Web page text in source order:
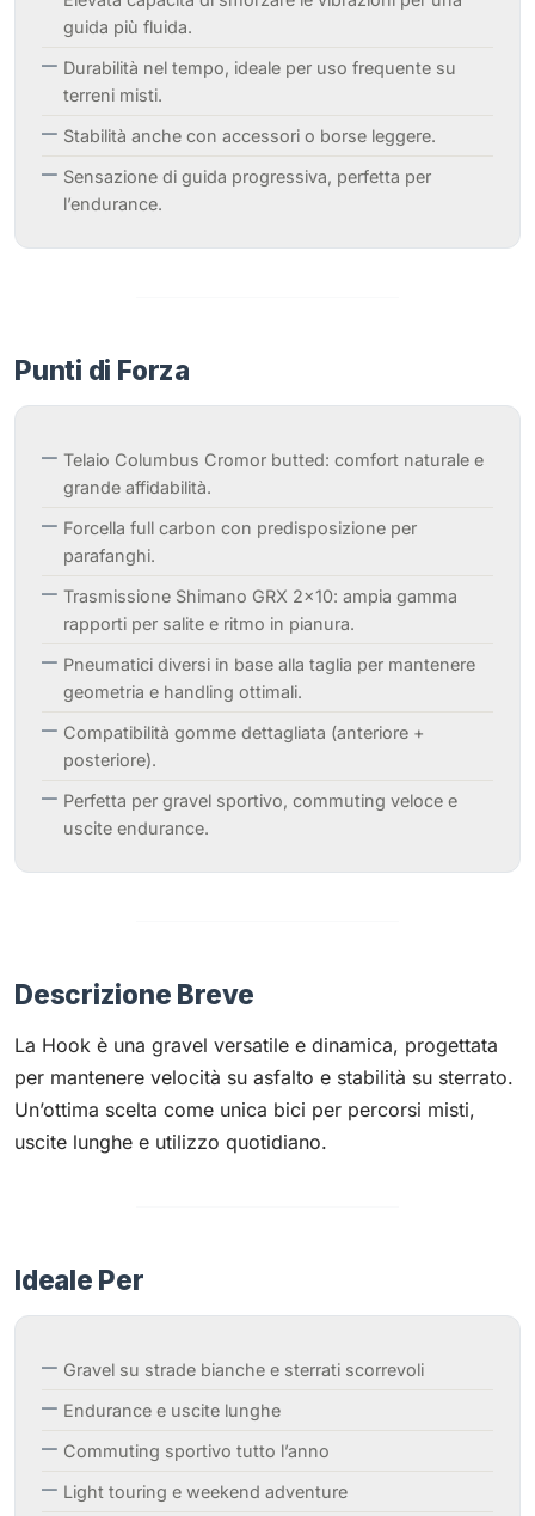
guida più fluida.
Durabilità nel tempo, ideale per uso frequente su
terreni misti.
Stabilità anche con accessori o borse leggere.
Sensazione di guida progressiva, perfetta per
l’endurance.
Punti di Forza
Telaio Columbus Cromor butted: comfort naturale e
grande affidabilità.
Forcella full carbon con predisposizione per
parafanghi.
Trasmissione Shimano GRX 2×10: ampia gamma
rapporti per salite e ritmo in pianura.
Pneumatici diversi in base alla taglia per mantenere
geometria e handling ottimali.
Compatibilità gomme dettagliata (anteriore +
posteriore).
Perfetta per gravel sportivo, commuting veloce e
uscite endurance.
Descrizione Breve
La Hook è una gravel versatile e dinamica, progettata
per mantenere velocità su asfalto e stabilità su sterrato.
Un’ottima scelta come unica bici per percorsi misti,
uscite lunghe e utilizzo quotidiano.
Ideale Per
Gravel su strade bianche e sterrati scorrevoli
Endurance e uscite lunghe
Commuting sportivo tutto l’anno
Light touring e weekend adventure